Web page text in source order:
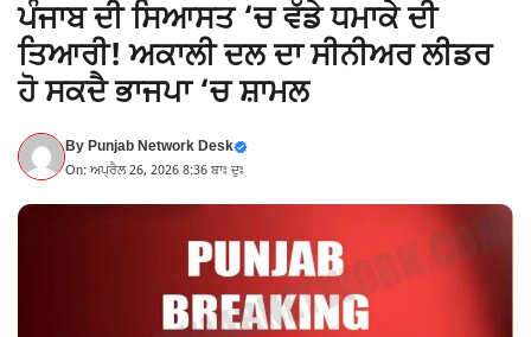
ਪੰਜਾਬ ਦੀ ਸਿਆਸਤ ‘ਚ ਵੱਡੇ ਧਮਾਕੇ ਦੀ
ਤਿਆਰੀ! ਅਕਾਲੀ ਦਲ ਦਾ ਸੀਨੀਅਰ ਲੀਡਰ
ਹੋ ਸਕਦੈ ਭਾਜਪਾ ‘ਚ ਸ਼ਾਮਲ
ByPunjab Network Desk
On: ਅਪ੍ਰੈਲ 26, 2026 8:36 ਬਾਃ ਦੁਃ